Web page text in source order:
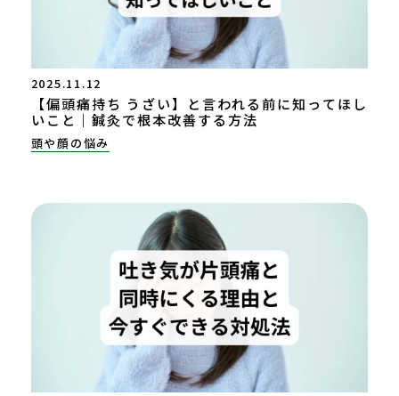
2025.11.12
【偏頭痛持ち うざい】と言われる前に知ってほし
いこと｜鍼灸で根本改善する方法
頭や顔の悩み